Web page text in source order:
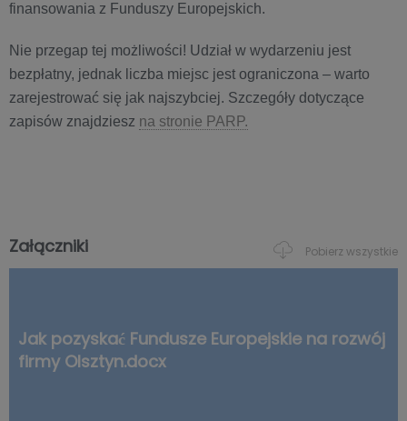
finansowania z Funduszy Europejskich.
Nie przegap tej możliwości! Udział w wydarzeniu jest
bezpłatny, jednak liczba miejsc jest ograniczona – warto
zarejestrować się jak najszybciej. Szczegóły dotyczące
zapisów znajdziesz na stronie PARP.
Załączniki Pobierz wszystkie
Jak pozyskać Fundusze Europejskie na rozwój
firmy Olsztyn.docx